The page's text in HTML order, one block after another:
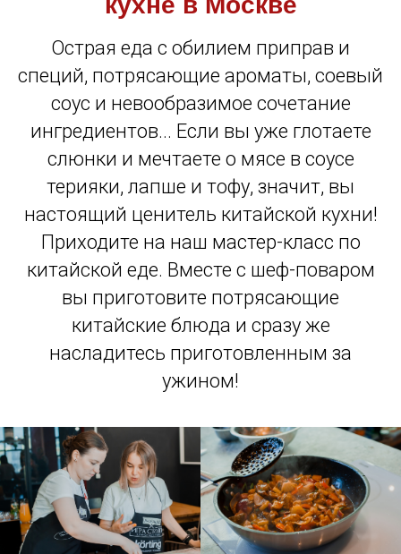
Острая еда с обилием приправ и
специй, потрясающие ароматы, соевый
соус и невообразимое сочетание
ингредиентов... Если вы уже глотаете
слюнки и мечтаете о мясе в соусе
терияки, лапше и тофу, значит, вы
настоящий ценитель китайской кухни!
Приходите на наш мастер-класс по
китайской еде. Вместе с шеф-поваром
вы приготовите потрясающие
китайские блюда и сразу же
насладитесь приготовленным за
ужином!